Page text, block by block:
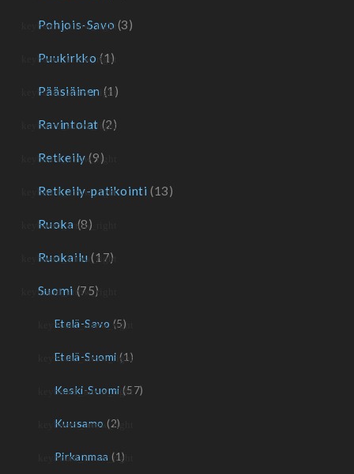
Pohjois-Savo (3)
Puukirkko (1)
Pääsiäinen (1)
Ravintolat (2)
Retkeily (9)
Retkeily-patikointi (13)
Ruoka (8)
Ruokailu (17)
Suomi (75)
Etelä-Savo (5)
Etelä-Suomi (1)
Keski-Suomi (57)
Kuusamo (2)
Pirkanmaa (1)